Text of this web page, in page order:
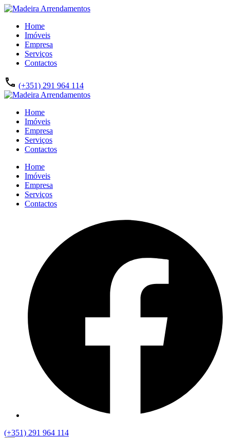
Home
Imóveis
Empresa
Serviços
Contactos
(+351) 291 964 114
Home
Imóveis
Empresa
Serviços
Contactos
Home
Imóveis
Empresa
Serviços
Contactos
(+351) 291 964 114